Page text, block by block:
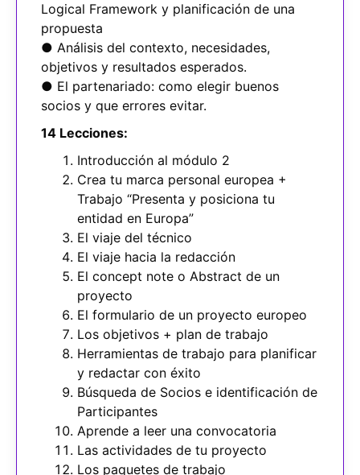
Logical Framework y planificación de una
propuesta
● Análisis del contexto, necesidades,
objetivos y resultados esperados.
● El partenariado: como elegir buenos
socios y que errores evitar.
14 Lecciones:
Introducción al módulo 2
Crea tu marca personal europea +
Trabajo “Presenta y posiciona tu
entidad en Europa”
El viaje del técnico
El viaje hacia la redacción
El concept note o Abstract de un
proyecto
El formulario de un proyecto europeo
Los objetivos + plan de trabajo
Herramientas de trabajo para planificar
y redactar con éxito
Búsqueda de Socios e identificación de
Participantes
Aprende a leer una convocatoria
Las actividades de tu proyecto
Los paquetes de trabajo